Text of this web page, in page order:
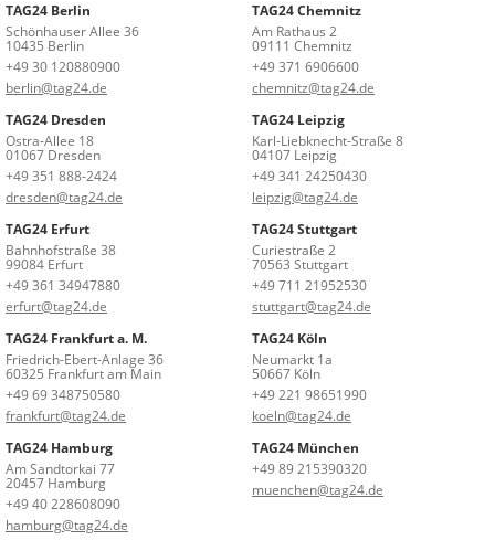
TAG24 Berlin
Schönhauser Allee 36
10435 Berlin
+49 30 120880900
berlin@tag24.de
TAG24 Chemnitz
Am Rathaus 2
09111 Chemnitz
+49 371 6906600
chemnitz@tag24.de
TAG24 Dresden
Ostra-Allee 18
01067 Dresden
+49 351 888-2424
dresden@tag24.de
TAG24 Leipzig
Karl-Liebknecht-Straße 8
04107 Leipzig
+49 341 24250430
leipzig@tag24.de
TAG24 Erfurt
Bahnhofstraße 38
99084 Erfurt
+49 361 34947880
erfurt@tag24.de
TAG24 Stuttgart
Curiestraße 2
70563 Stuttgart
+49 711 21952530
stuttgart@tag24.de
TAG24 Frankfurt a. M.
Friedrich-Ebert-Anlage 36
60325 Frankfurt am Main
+49 69 348750580
frankfurt@tag24.de
TAG24 Köln
Neumarkt 1a
50667 Köln
+49 221 98651990
koeln@tag24.de
TAG24 Hamburg
Am Sandtorkai 77
20457 Hamburg
+49 40 228608090
hamburg@tag24.de
TAG24 München
+49 89 215390320
muenchen@tag24.de